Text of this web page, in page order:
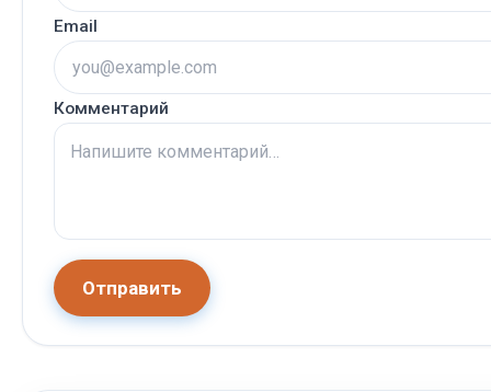
Email
Комментарий
Отправить